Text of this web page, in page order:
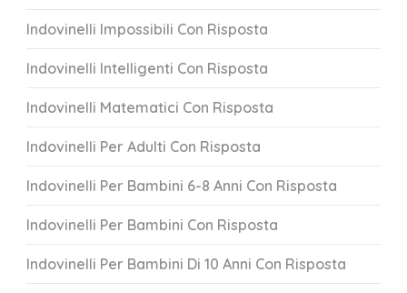
Indovinelli Impossibili Con Risposta
Indovinelli Intelligenti Con Risposta
Indovinelli Matematici Con Risposta
Indovinelli Per Adulti Con Risposta
Indovinelli Per Bambini 6-8 Anni Con Risposta
Indovinelli Per Bambini Con Risposta
Indovinelli Per Bambini Di 10 Anni Con Risposta